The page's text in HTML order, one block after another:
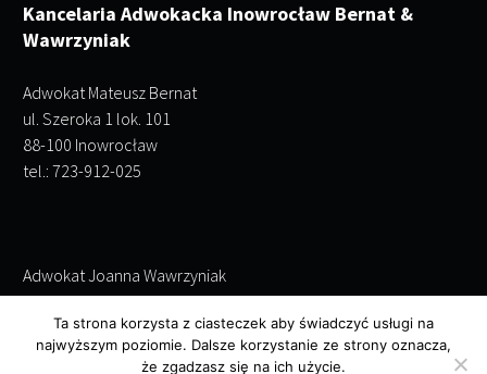
Kancelaria Adwokacka Inowrocław Bernat &
Wawrzyniak
Adwokat Mateusz Bernat
ul. Szeroka 1 lok. 101
88-100 Inowrocław
tel.: 723-912-025
Adwokat Joanna Wawrzyniak
ul. Szeroka 1 lok. 101
88-100 Inowrocław
tel.: 695-243-952
Ta strona korzysta z ciasteczek aby świadczyć usługi na
najwyższym poziomie. Dalsze korzystanie ze strony oznacza,
że zgadzasz się na ich użycie.